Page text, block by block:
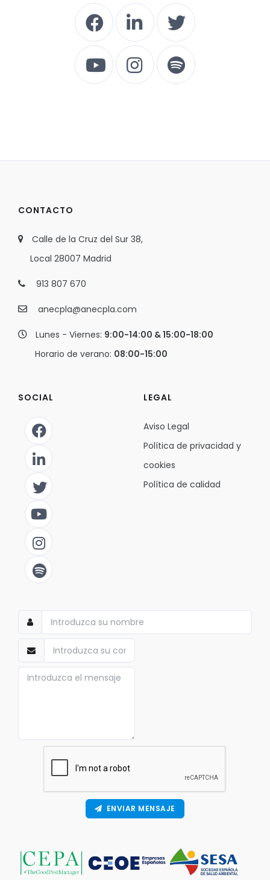
CONTACTO
Calle de la Cruz del Sur 38,
Local 28007 Madrid
913 807 670
anecpla@anecpla.com
Lunes - Viernes: 9:00-14:00 & 15:00-18:00
Horario de verano: 08:00-15:00
SOCIAL LEGAL
Aviso Legal
Política de privacidad y
cookies
Política de calidad
ENVIAR MENSAJE